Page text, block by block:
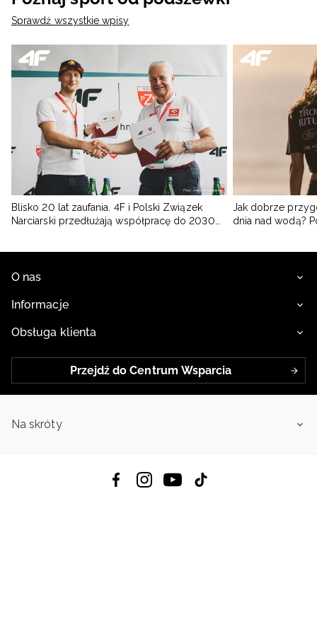
Sprawdź wszystkie wpisy
Blisko 20 lat zaufania. 4F i Polski Związek
Narciarski przedłużają współpracę do 2030
Jak dobrze
dnia nad wodą?
O nas
Informacje
Obsługa klienta
Przejdź do Centrum Wsparcia
Na skróty